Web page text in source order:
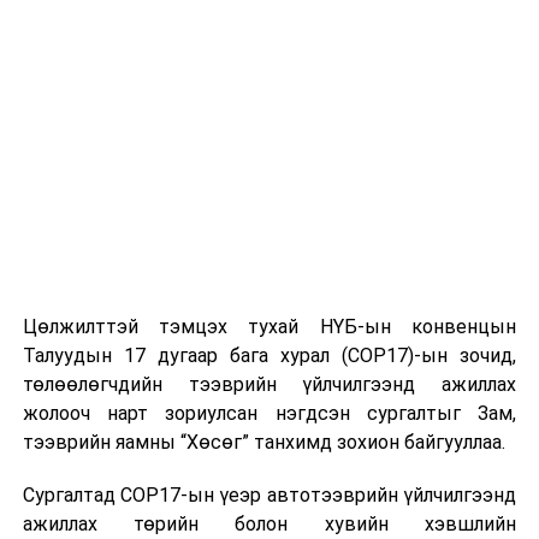
явдал, ёс заншил, зэвсэг
хэрэглэл, газар усны нэрд
хамаарах 4,300 орчим
тайлбарыг хэл шинжлэл,
сурвалж судлал, түүх,
угсаатан судлал, соёл
Цөлжилттэй тэмцэх тухай НҮБ-ын конвенцын
Талуудын 17 дугаар бага хурал (COP17)-ын зочид,
төлөөлөгчдийн тээврийн үйлчилгээнд ажиллах
жолооч нарт зориулсан нэгдсэн сургалтыг Зам,
тээврийн яамны “Хөсөг” танхимд зохион байгууллаа.
Сургалтад COP17-ын үеэр автотээврийн үйлчилгээнд
ажиллах төрийн болон хувийн хэвшлийн